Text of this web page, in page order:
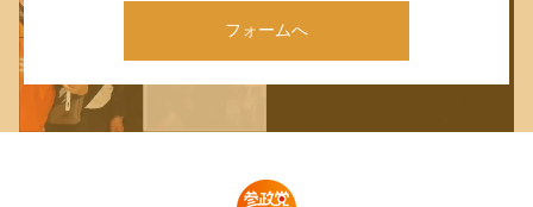
フォームへ